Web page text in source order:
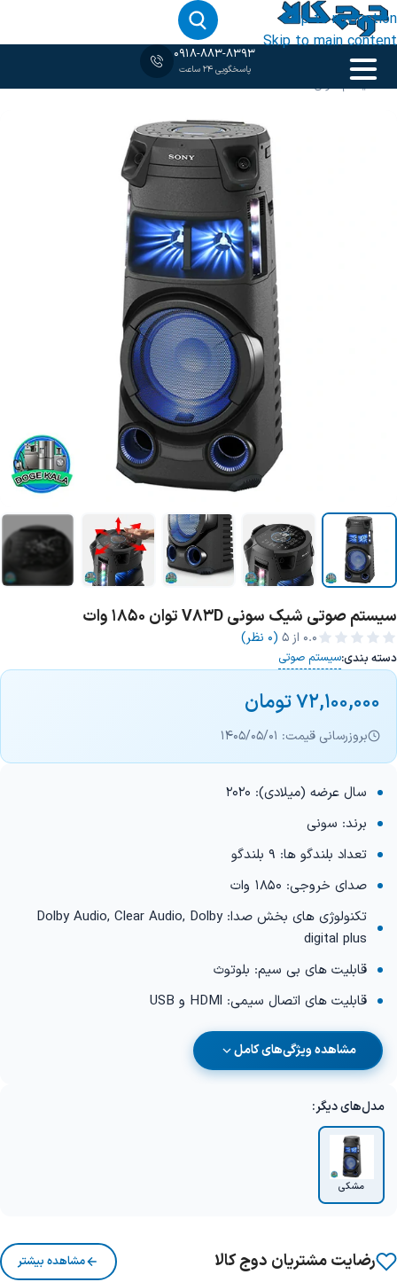
Skip to navigation
Skip to main content
0918-883-8393
پاسخگویی 24 ساعت
خانه‹سیستم صوتی
سیستم صوتی شیک سونی V83D توان 1850 وات
0.0 از ۵ (0 نظر)
دسته بندی:سیستم صوتی
72,100,000تومان
بروزرسانی قیمت: 1405/05/01
سال عرضه (میلادی): 2020
برند: سونی
تعداد بلندگو ها: 9 بلندگو
صدای خروجی: 1850 وات
تکنولوژی های بخش صدا: Dolby Audio, Clear Audio, Dolby
digital plus
قابلیت های بی سیم: بلوتوث
قابلیت های اتصال سیمی: HDMl و USB
مشاهده ویژگی‌های کامل
مدل‌های دیگر:
مشکی
رضایت مشتریان دوج کالا مشاهده بیشتر